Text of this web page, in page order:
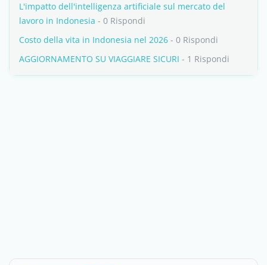
L'impatto dell'intelligenza artificiale sul mercato del
lavoro in Indonesia - 0 Rispondi
Costo della vita in Indonesia nel 2026 - 0 Rispondi
AGGIORNAMENTO SU VIAGGIARE SICURI - 1 Rispondi